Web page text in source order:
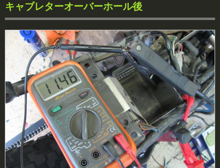
キャブレターオーバーホール後